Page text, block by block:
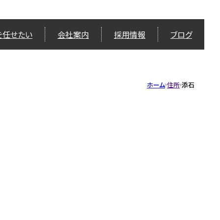
せたい 会社案内 採用情報 ブログ
ホーム 住所 添石